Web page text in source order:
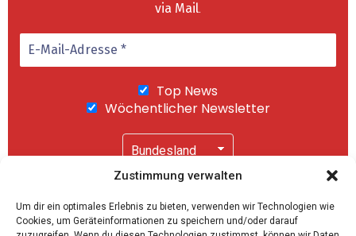
Zustimmung verwalten
Um dir ein optimales Erlebnis zu bieten, verwenden wir Technologien wie
Cookies, um Geräteinformationen zu speichern und/oder darauf
via Mail.
Top News
Wöchentlicher Newsletter
"Abonnieren" akzeptierst Du unsere
Datenschutzerklärung.